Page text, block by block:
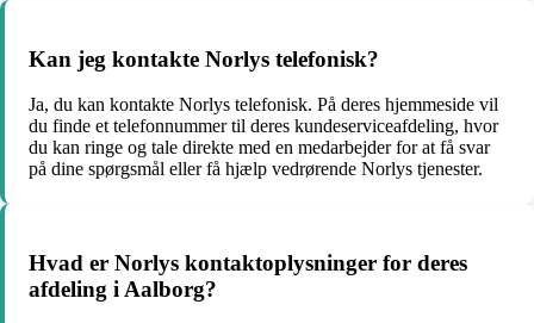
Kan jeg kontakte Norlys telefonisk?
Ja, du kan kontakte Norlys telefonisk. På deres hjemmeside vil
du finde et telefonnummer til deres kundeserviceafdeling, hvor
du kan ringe og tale direkte med en medarbejder for at få svar
på dine spørgsmål eller få hjælp vedrørende Norlys tjenester.
Hvad er Norlys kontaktoplysninger for deres
afdeling i Aalborg?